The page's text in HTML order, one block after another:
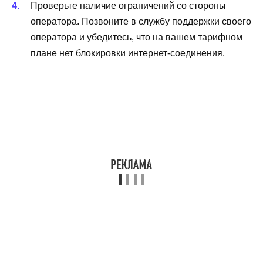
Проверьте наличие ограничений со стороны
оператора. Позвоните в службу поддержки своего
оператора и убедитесь, что на вашем тарифном
плане нет блокировки интернет-соединения.